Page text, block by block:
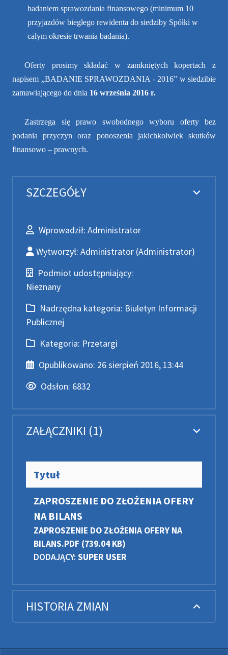
badaniem sprawozdania finansowego (minimum 10
przyjazdów biegłego rewidenta do siedziby Spółki w
całym okresie trwania badania).
Oferty prosimy składać w zamkniętych kopertach z
napisem „BADANIE SPRAWOZDANIA - 2016” w siedzibie
zamawiającego do dnia 16 września 2016 r.
Zastrzega się prawo swobodnego wyboru oferty bez
podania przyczyn oraz ponoszenia jakichkolwiek skutków
finansowo – prawnych.
SZCZEGÓŁY
Wprowadził
Wprowadził: Administrator
Wytworzył
Wytworzył: Administrator (Administrator)
Podmiot udostępniający
Podmiot udostępniający:
Nieznany
Nadrzędna kategoria
Nadrzędna kategoria: Biuletyn Informacji
Publicznej
Kategoria
Kategoria: Przetargi
Data publikacji
Opublikowano: 26 sierpień 2016, 13:44
Odsłony
Odsłon: 6832
ZAŁĄCZNIKI (1)
Tytuł
ZAPROSZENIE DO ZŁOŻENIA OFERY
NA BILANS
ZAPROSZENIE DO ZŁOŻENIA OFERY NA
BILANS.PDF (739.04 KB)
DODAJĄCY: SUPER USER
HISTORIA ZMIAN